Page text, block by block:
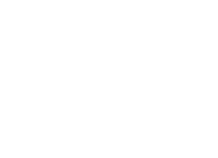
zonder deze. Deze
zich gedraagt of eruitziet